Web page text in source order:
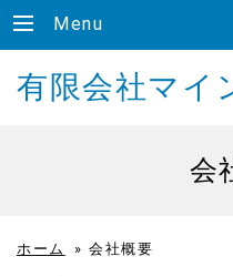
Menu
有限会社マイ
会
ホーム » 会社概要